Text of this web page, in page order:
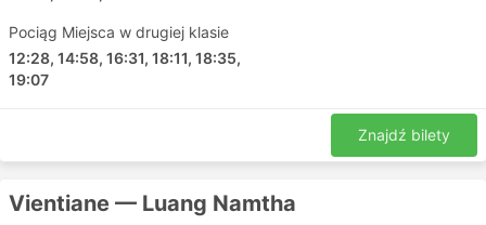
więc, że śledzisz miejsce w którym wysiadasz za
pomocą GPS lub po prostu zapytaj konduktora.
Pociąg Miejsca w drugiej klasie
12:28, 14:58, 16:31, 18:11, 18:35,
19:07
Znajdź bilety
Vientiane — Luang Namtha